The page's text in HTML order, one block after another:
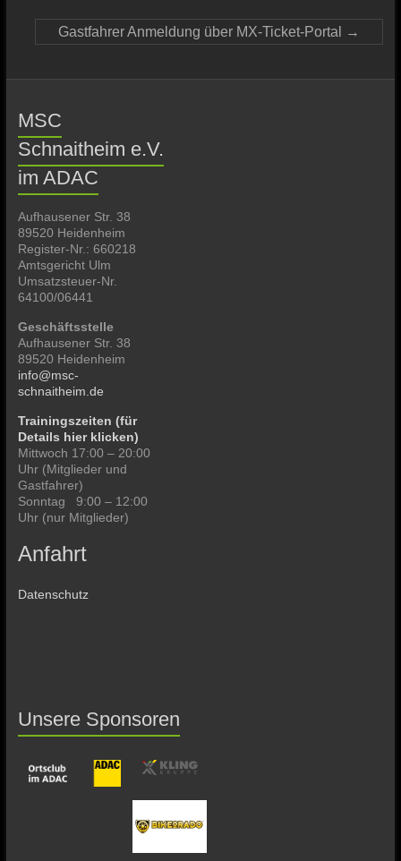
Gastfahrer Anmeldung über MX-Ticket-Portal →
MSC
Schnaitheim e.V.
im ADAC
Aufhausener Str. 38
89520 Heidenheim
Register-Nr.: 660218
Amtsgericht Ulm
Umsatzsteuer-Nr.
64100/06441
Geschäftsstelle
Aufhausener Str. 38
89520 Heidenheim
info@msc-
schnaitheim.de
Trainingszeiten (für
Details hier klicken)
Mittwoch 17:00 – 20:00
Uhr (Mitglieder und
Gastfahrer)
Sonntag 9:00 – 12:00
Uhr (nur Mitglieder)
Anfahrt
Datenschutz
Unsere Sponsoren